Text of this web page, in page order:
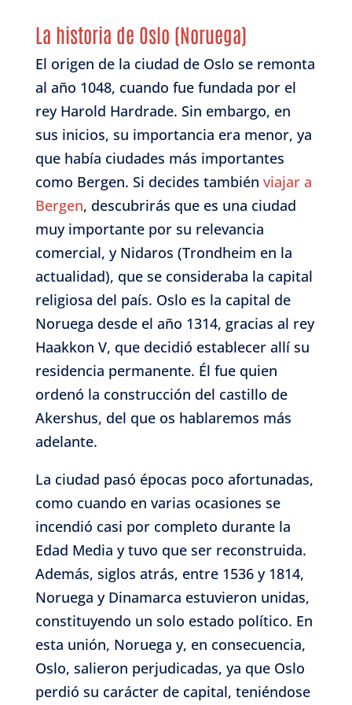
La historia de Oslo (Noruega)
El origen de la ciudad de Oslo se remonta
al año 1048, cuando fue fundada por el
rey Harold Hardrade. Sin embargo, en
sus inicios, su importancia era menor, ya
que había ciudades más importantes
como Bergen. Si decides también viajar a
Bergen, descubrirás que es una ciudad
muy importante por su relevancia
comercial, y Nidaros (Trondheim en la
actualidad), que se consideraba la capital
religiosa del país. Oslo es la capital de
Noruega desde el año 1314, gracias al rey
Haakkon V, que decidió establecer allí su
residencia permanente. Él fue quien
ordenó la construcción del castillo de
Akershus, del que os hablaremos más
adelante.
La ciudad pasó épocas poco afortunadas,
como cuando en varias ocasiones se
incendió casi por completo durante la
Edad Media y tuvo que ser reconstruida.
Además, siglos atrás, entre 1536 y 1814,
Noruega y Dinamarca estuvieron unidas,
constituyendo un solo estado político. En
esta unión, Noruega y, en consecuencia,
Oslo, salieron perjudicadas, ya que Oslo
perdió su carácter de capital, teniéndose